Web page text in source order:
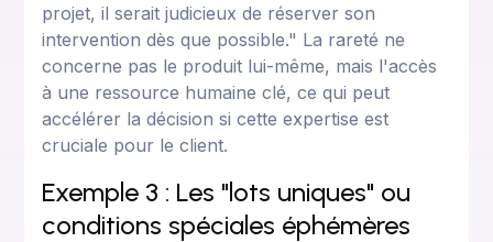
projet, il serait judicieux de réserver son
intervention dès que possible." La rareté ne
concerne pas le produit lui-même, mais l'accès
à une ressource humaine clé, ce qui peut
accélérer la décision si cette expertise est
cruciale pour le client.
Exemple 3 : Les "lots uniques" ou
conditions spéciales éphémères